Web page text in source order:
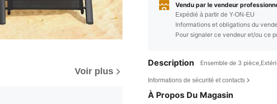
Voir plus
Vendu par le vendeur
Expédié à partir de Y-ON-EU
Informations et obligations du
Pour signaler ce vendeur et/ou ce
Description Ensemble de 3
Informations de sécurité et contacts
À Propos Du Magasin